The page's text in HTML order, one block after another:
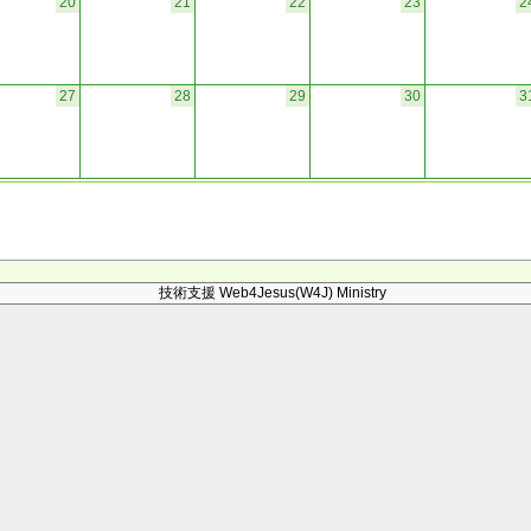
27 28 29 30
技術支援 Web4Jesus(W4J) Ministry